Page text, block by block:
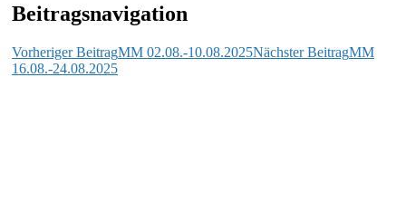
Beitragsnavigation
Vorheriger BeitragMM 02.08.-10.08.2025Nächster BeitragMM
16.08.-24.08.2025